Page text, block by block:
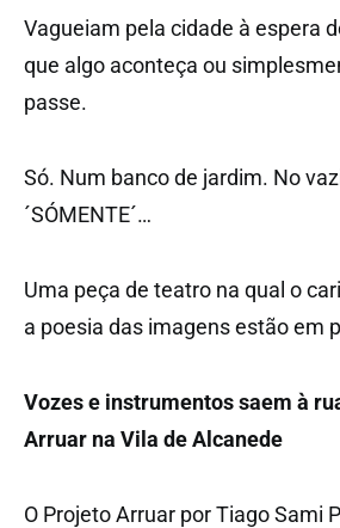
Vagueiam pela cidade à espera
que algo aconteça ou
passe.
Só. Num banco de jardim. No
´SÓMENTE´…
Uma peça de teatro na qual o
a poesia das imagens estão em
Vozes e instrumentos saem à
Arruar na Vila de Alcanede
O Projeto Arruar por Tiago Sami